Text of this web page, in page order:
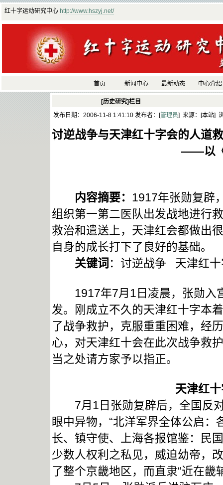
红十字运动研究中心 http://www.hszyj.net/
首页 新闻中心 最新动态 中心介绍
[历史研究]栏目
发布日期：2006-11-8 1:41:10 发布者：[管理员] 来源：[本站]
讨逆战争与天津红十字会的人道
——以《
内容摘要： 1917年张勋复辟
组织第一第二医队出发战地进行
救治和遣送上，天津红会都做出
自身的成长打下了良好的基础。
关键词 ：讨逆战争 天津红
1917年7月1日凌晨，张勋入
发。刚成立不久的天津红十字本
了战争救护，克服重重困难，经
心，对天津红十会在此次战争救
当之处请方家予以指正。
天津红
7月1日张勋复辟后，全国反对
眼中异物，“北洋军界全体公启
长、镇守使、上海各报馆鉴：民
少数人权利之私见，威迫幼帝，
了整个京畿地区，而直隶“近在畿